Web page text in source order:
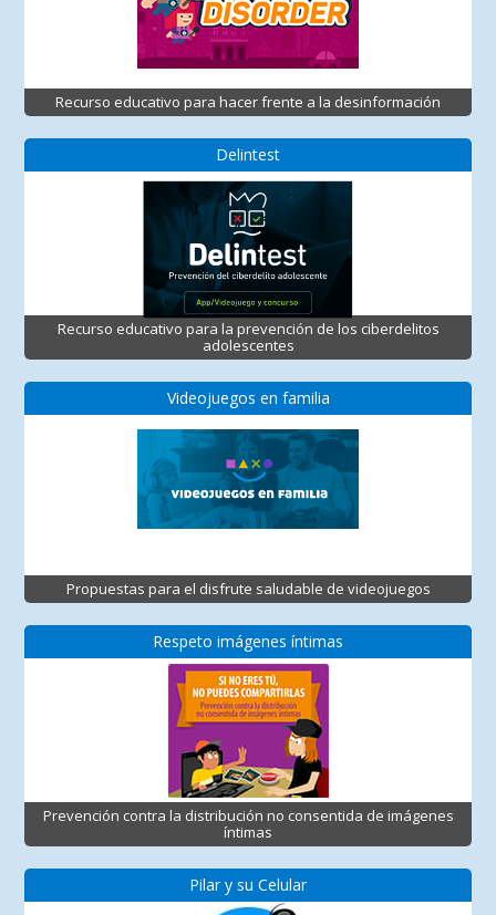
Recurso educativo para hacer frente a la desinformación
Delintest
Recurso educativo para la prevención de los ciberdelitos
adolescentes
Videojuegos en familia
Propuestas para el disfrute saludable de videojuegos
Respeto imágenes íntimas
Prevención contra la distribución no consentida de imágenes
íntimas
Pilar y su Celular